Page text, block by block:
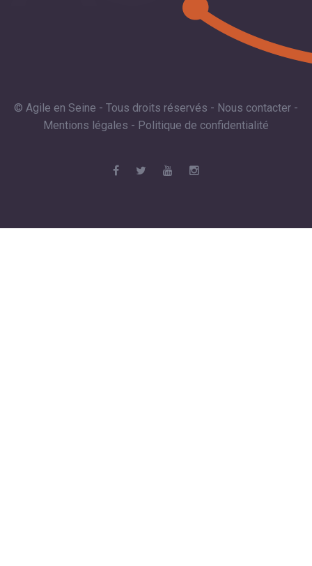
© Agile en Seine - Tous droits réservés - Nous contacter -
Mentions légales - Politique de confidentialité